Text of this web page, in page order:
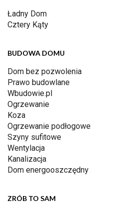
Ładny Dom
Cztery Kąty
BUDOWA DOMU
Dom bez pozwolenia
Prawo budowlane
Wbudowie.pl
Ogrzewanie
Koza
Ogrzewanie podłogowe
Szyny sufitowe
Wentylacja
Kanalizacja
Dom energooszczędny
ZRÓB TO SAM